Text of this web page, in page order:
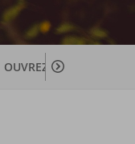
OUVREZ MAINTENANT
scroll